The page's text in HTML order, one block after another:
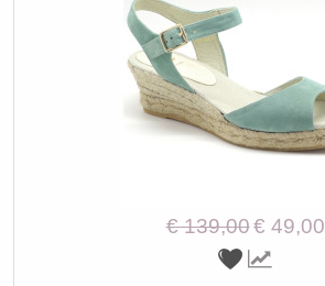
€ 139,00€ 49,00